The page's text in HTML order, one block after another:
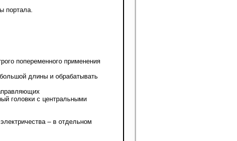
портала.
попеременного применения
длины и обрабатывать
головки с центральными
– в отдельном